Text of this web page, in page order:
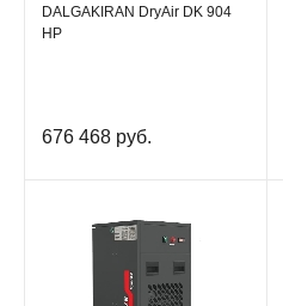
DALGAKIRAN DryAir DK 904
HP
676 468 руб.